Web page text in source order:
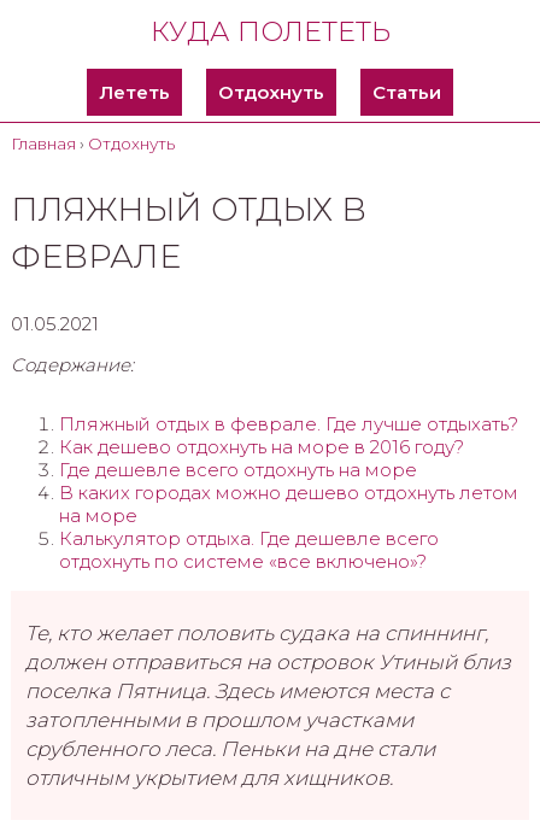
КУДА ПОЛЕТЕТЬ
Лететь Отдохнуть Статьи
Главная › Отдохнуть
ПЛЯЖНЫЙ ОТДЫХ В
ФЕВРАЛЕ
01.05.2021
Содержание:
Пляжный отдых в феврале. Где лучше отдыхать?
Как дешево отдохнуть на море в 2016 году?
Где дешевле всего отдохнуть на море
В каких городах можно дешево отдохнуть летом
на море
Калькулятор отдыха. Где дешевле всего
отдохнуть по системе «все включено»?
Те, кто желает половить судака на спиннинг,
должен отправиться на островок Утиный близ
поселка Пятница. Здесь имеются места с
затопленными в прошлом участками
срубленного леса. Пеньки на дне стали
отличным укрытием для хищников.